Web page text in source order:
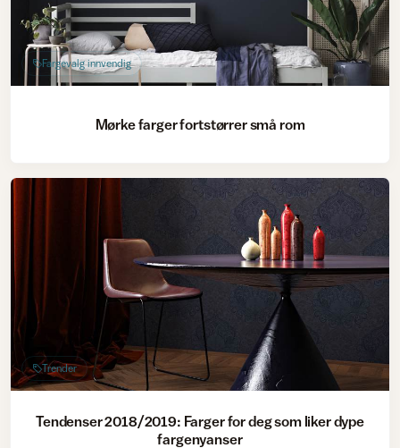
Fargevalg innvendig
Mørke farger fortstørrer små rom
Trender
Tendenser 2018/2019: Farger for deg som liker dype
fargenyanser